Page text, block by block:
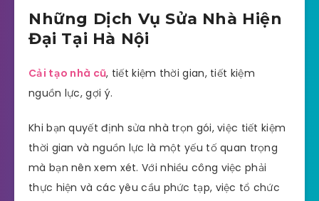
Những Dịch Vụ Sửa Nhà Hiện
Đại Tại Hà Nội
Cải tạo nhà cũ, tiết kiệm thời gian, tiết kiệm
nguồn lực, gợi ý.
Khi bạn quyết định sửa nhà trọn gói, việc tiết kiệm
thời gian và nguồn lực là một yếu tố quan trọng
mà bạn nên xem xét. Với nhiều công việc phải
thực hiện và các yêu cầu phức tạp, việc tổ chức